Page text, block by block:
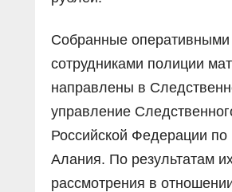
Собранные оперативными
сотрудниками полиции
направлены в
управление
Российской Федерации
Алания. По результатам
рассмотрения в